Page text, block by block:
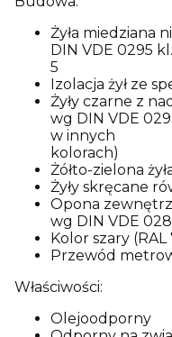
Żyła miedziana
DIN VDE 0295
5
Izolacja żył ze
Żyły czarne z
wg DIN VDE
w innych
kolorach)
Żółto-zielona
Żyły skręcane
Opona
wg DIN VDE
Kolor szary (RAL
Przewód
Właściwości:
Olejoodporny